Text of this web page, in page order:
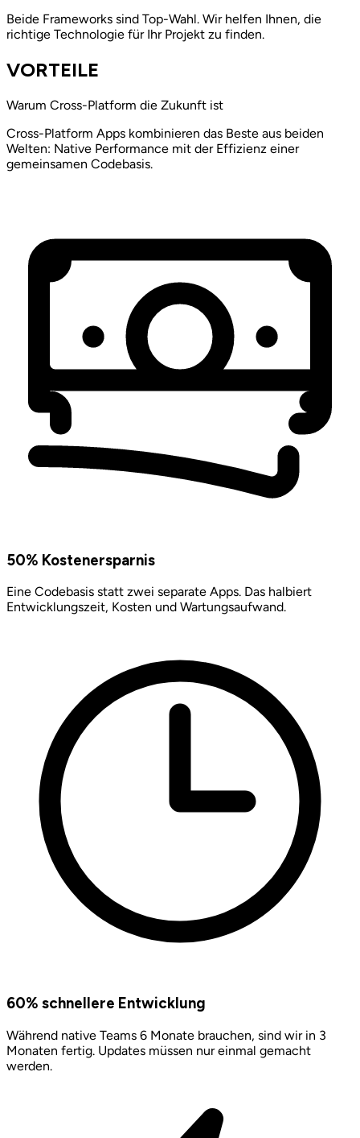
Beide Frameworks sind Top-Wahl. Wir helfen Ihnen, die
richtige Technologie für Ihr Projekt zu finden.
VORTEILE
Warum Cross-Platform die Zukunft ist
Cross-Platform Apps kombinieren das Beste aus beiden
Welten: Native Performance mit der Effizienz einer
gemeinsamen Codebasis.
50% Kostenersparnis
Eine Codebasis statt zwei separate Apps. Das halbiert
Entwicklungszeit, Kosten und Wartungsaufwand.
60% schnellere Entwicklung
Während native Teams 6 Monate brauchen, sind wir in 3
Monaten fertig. Updates müssen nur einmal gemacht
werden.